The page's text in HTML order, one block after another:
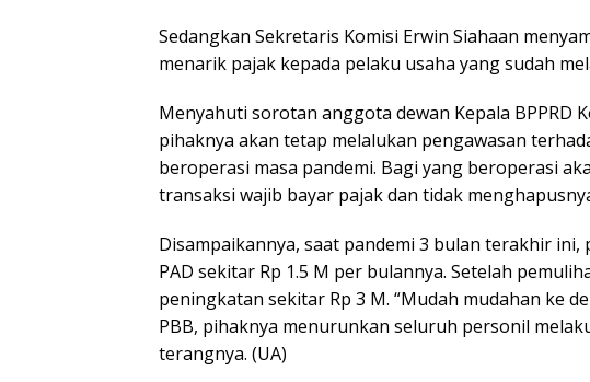
Sedangkan Sekretaris Komisi Erwin Siahaan
menarik pajak kepada pelaku usaha yang sudah
Menyahuti sorotan anggota dewan Kepala BPPRD
pihaknya akan tetap melalukan pengawasan
beroperasi masa pandemi. Bagi yang beroperasi
transaksi wajib bayar pajak dan tidak
Disampaikannya, saat pandemi 3 bulan terakhir
PAD sekitar Rp 1.5 M per bulannya. Setelah
peningkatan sekitar Rp 3 M. “Mudah mudahan ke
PBB, pihaknya menurunkan seluruh personil
terangnya. (UA)